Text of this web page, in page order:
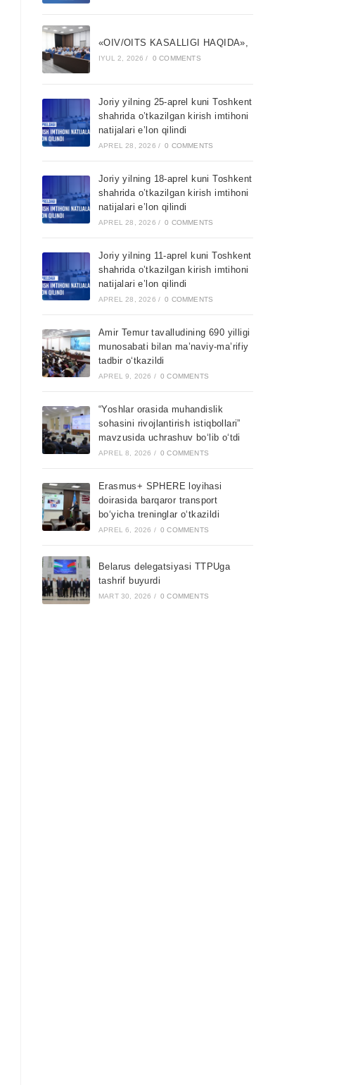
«OIV/OITS KASALLIGI HAQIDA»,
IYUL 2, 2026 / 0 COMMENTS
Joriy yilning 25-aprel kuni Toshkent
shahrida o’tkazilgan kirish imtihoni
natijalari e’lon qilindi
APREL 28, 2026 / 0 COMMENTS
Joriy yilning 18-aprel kuni Toshkent
shahrida o’tkazilgan kirish imtihoni
natijalari e’lon qilindi
APREL 28, 2026 / 0 COMMENTS
Joriy yilning 11-aprel kuni Toshkent
shahrida o’tkazilgan kirish imtihoni
natijalari e’lon qilindi
APREL 28, 2026 / 0 COMMENTS
Amir Temur tavalludining 690 yilligi
munosabati bilan ma’naviy-ma’rifiy
tadbir o‘tkazildi
APREL 9, 2026 / 0 COMMENTS
“Yoshlar orasida muhandislik
sohasini rivojlantirish istiqbollari”
mavzusida uchrashuv bo‘lib o‘tdi
APREL 8, 2026 / 0 COMMENTS
Erasmus+ SPHERE loyihasi
doirasida barqaror transport
bo‘yicha treninglar o‘tkazildi
APREL 6, 2026 / 0 COMMENTS
Belarus delegatsiyasi TTPUga
tashrif buyurdi
MART 30, 2026 / 0 COMMENTS